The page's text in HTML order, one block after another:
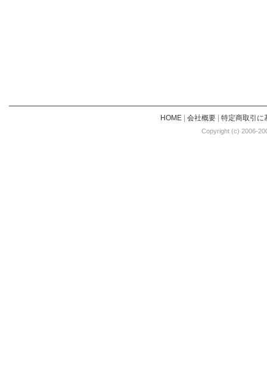
HOME| 会社概要| 特定商取引に
Copyright (c) 2006-